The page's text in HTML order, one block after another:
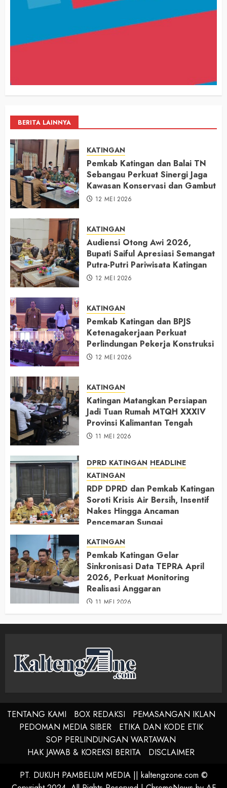
BERITA LAINNYA
KATINGAN
Pemkab Katingan dan Balai TN
Sebangau Perkuat Sinergi Jaga
Kawasan Konservasi dan Gambut
12 MEI 2026
KATINGAN
Audiensi Otong Awi 2026,
Bupati Saiful Apresiasi Semangat
Putra-Putri Pariwisata Katingan
12 MEI 2026
KATINGAN
Pemkab Katingan dan BPJS
Ketenagakerjaan Perkuat
Perlindungan Pekerja Konstruksi
12 MEI 2026
KATINGAN
Katingan Matangkan Persiapan
Jadi Tuan Rumah MTQH XXXIV
Provinsi Kalimantan Tengah
11 MEI 2026
DPRD KATINGAN HEADLINE
KATINGAN
RDP DPRD dan Pemkab Katingan
Soroti Krisis Air Bersih, Insentif
Nakes Hingga Ancaman
Pencemaran Sungai
KATINGAN
Pemkab Katingan Gelar
Sinkronisasi Data TEPRA April
2026, Perkuat Monitoring
Realisasi Anggaran
11 MEI 2026
TENTANG KAMI BOX REDAKSI
PEMASANGAN IKLAN
PEDOMAN MEDIA SIBER
ETIKA DAN KODE ETIK
SOP PERLINDUNGAN WARTAWAN
HAK JAWAB & KOREKSI BERITA
DISCLAIMER
PT. DUKUH PAMBELUM MEDIA || kaltengzone.com ©